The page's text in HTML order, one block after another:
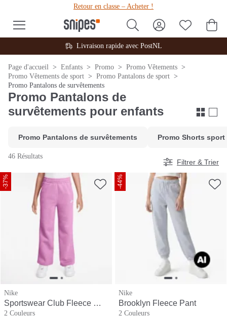
Retour en classe – Acheter !
Livraison rapide avec PostNL
Page d'accueil Enfants Promo
Promo Vêtements
Promo Vêtements de sport
Promo Pantalons de sport
Promo Pantalons de survêtements
Promo Pantalons de
survêtements pour enfants
Promo Pantalons de survêtements Promo Shorts sport
46 Résultats
Filtrer & Trier
-37%
Nike
Sportswear Club Fleece Wide-Leg Low Brand Read Pant
2 Couleurs
-44%
Nike
Brooklyn Fleece Pant
2 Couleurs